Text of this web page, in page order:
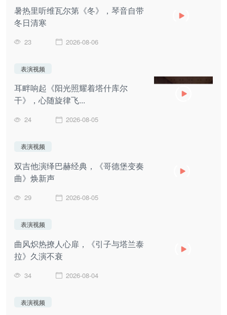
暑热里听维瓦尔第《冬》，琴音自带
冬日清寒
23 2026-08-06
表演视频
耳畔响起《阳光照耀着塔什库尔
干》，心随旋律飞...
24 2026-08-05
表演视频
双吉他演绎巴赫经典，《哥德堡变奏
曲》焕新声
29 2026-08-05
表演视频
曲风炽热撩人心扉，《引子与塔兰泰
拉》久演不衰
34 2026-08-04
表演视频